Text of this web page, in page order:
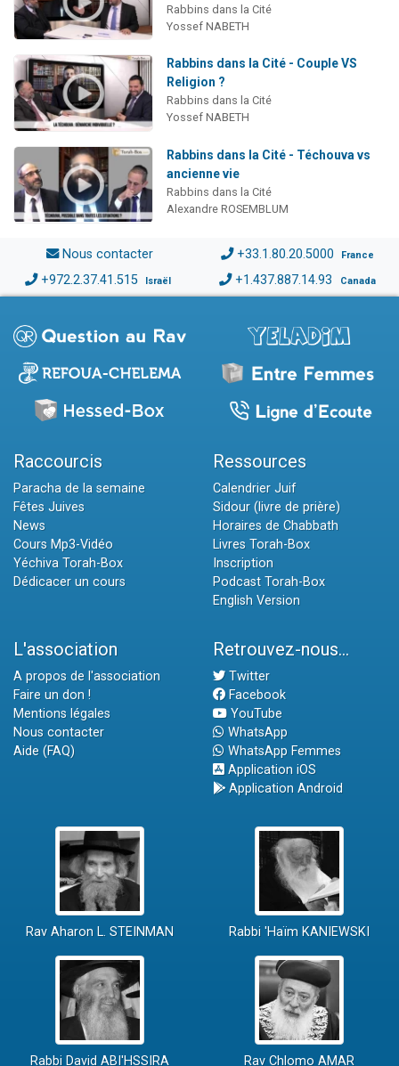
Rabbins dans la Cité
Yossef NABETH
Rabbins dans la Cité - Couple VS
Religion ?
Rabbins dans la Cité
Yossef NABETH
Rabbins dans la Cité - Téchouva vs
ancienne vie
Rabbins dans la Cité
Alexandre ROSEMBLUM
Nous contacter +33.1.80.20.5000 France
+972.2.37.41.515 Israël +1.437.887.14.93 Canada
Raccourcis
Paracha de la semaine
Fêtes Juives
News
Cours Mp3-Vidéo
Yéchiva Torah-Box
Dédicacer un cours
Ressources
Calendrier Juif
Sidour (livre de prière)
Horaires de Chabbath
Livres Torah-Box
Inscription
Podcast Torah-Box
English Version
L'association
A propos de l'association
Faire un don !
Mentions légales
Nous contacter
Aide (FAQ)
Retrouvez-nous...
Twitter
Facebook
YouTube
WhatsApp
WhatsApp Femmes
Application iOS
Application Android
Rav Aharon L. STEINMAN Rabbi 'Haïm KANIEWSKI
Rabbi David ABI'HSSIRA Rav Chlomo AMAR